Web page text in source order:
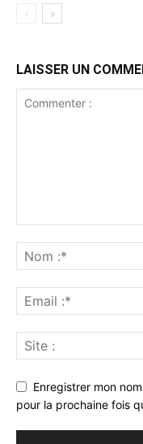
LAISSER UN
Enregistrer mon
pour la prochaine fois